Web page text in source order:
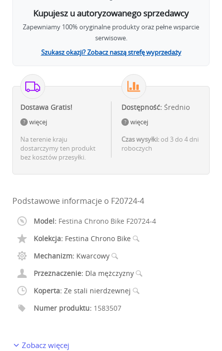
Kupujesz u autoryzowanego sprzedawcy
Zapewniamy 100% oryginalne produkty oraz pełne wsparcie
serwisowe.
Szukasz okazji? Zobacz naszą strefę wyprzedaży
Dostawa Gratis!
więcej
Na terenie kraju
dostarczymy ten produkt
bez kosztów przesyłki.
Dostępność: Średnio
więcej
Czas wysyłki: od 3 do 4 dni
roboczych
Podstawowe informacje o F20724-4
Model: Festina Chrono Bike F20724-4
Kolekcja: Festina Chrono Bike
Mechanizm: Kwarcowy
Przeznaczenie: Dla mężczyzny
Koperta: Ze stali nierdzewnej
Numer produktu: 1583507
Zobacz więcej